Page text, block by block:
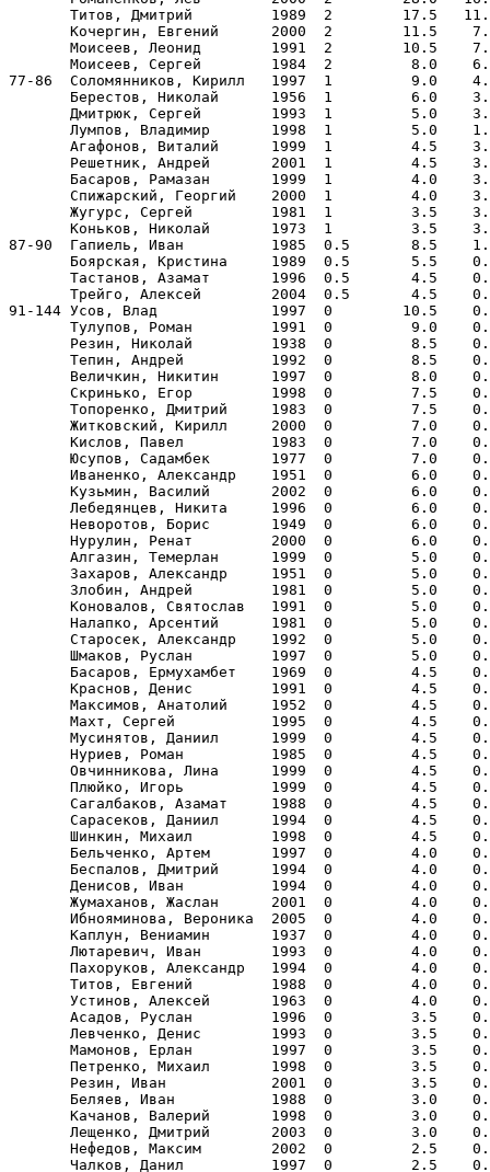
Титов, Дмитрий         1989  2        17.5
Кочергин, Евгений      2000  2        11.5
Моисеев, Леонид        1991  2        10.5
Моисеев, Сергей        1984  2         8.0
77-86  Соломянников, Кирилл   1997  1         9.0
Берестов, Николай      1956  1         6.0
Дмитрюк, Сергей        1993  1         5.0
Лумпов, Владимир       1998  1         5.0
Агафонов, Виталий      1999  1         4.5
Решетник, Андрей       2001  1         4.5
Басаров, Рамазан       1999  1         4.0
Спижарский, Георгий    2000  1         4.0
Жугурс, Сергей         1981  1         3.5
Коньков, Николай       1973  1         3.5
87-90  Гапиель, Иван          1985  0.5       8.5
Боярская, Кристина     1989  0.5       5.5
Тастанов, Азамат       1996  0.5       4.5
Трейго, Алексей        2004  0.5       4.5
91-144 Усов, Влад             1997  0        10.5
Тулупов, Роман         1991  0         9.0
Резин, Николай         1938  0         8.5
Тепин, Андрей          1992  0         8.5
Величкин, Никитин      1997  0         8.0
Скринько, Егор         1998  0         7.5
Топоренко, Дмитрий     1983  0         7.5
Житковский, Кирилл     2000  0         7.0
Кислов, Павел          1983  0         7.0
Юсупов, Садамбек       1977  0         7.0
Иваненко, Александр    1951  0         6.0
Кузьмин, Василий       2002  0         6.0
Лебедянцев, Никита     1996  0         6.0
Неворотов, Борис       1949  0         6.0
Нурулин, Ренат         2000  0         6.0
Алгазин, Темерлан      1999  0         5.0
Захаров, Александр     1951  0         5.0
Злобин, Андрей         1981  0         5.0
Коновалов, Святослав   1991  0         5.0
Налапко, Арсентий      1981  0         5.0
Старосек, Александр    1992  0         5.0
Шмаков, Руслан         1997  0         5.0
Басаров, Ермухамбет    1969  0         4.5
Краснов, Денис         1991  0         4.5
Максимов, Анатолий     1952  0         4.5
Махт, Сергей           1995  0         4.5
Мусинятов, Даниил      1999  0         4.5
Нуриев, Роман          1985  0         4.5
Овчинникова, Лина      1999  0         4.5
Плюйко, Игорь          1999  0         4.5
Сагалбаков, Азамат     1988  0         4.5
Сарасеков, Даниил      1994  0         4.5
Шинкин, Михаил         1998  0         4.5
Бельченко, Артем       1997  0         4.0
Беспалов, Дмитрий      1994  0         4.0
Денисов, Иван          1994  0         4.0
Жумаханов, Жаслан      2001  0         4.0
Ибнояминова, Вероника  2005  0         4.0
Каплун, Вениамин       1937  0         4.0
Лютаревич, Иван        1993  0         4.0
Пахоруков, Александр   1994  0         4.0
Титов, Евгений         1988  0         4.0
Устинов, Алексей       1963  0         4.0
Асадов, Руслан         1996  0         3.5
Левченко, Денис        1993  0         3.5
Мамонов, Ерлан         1997  0         3.5
Петренко, Михаил       1998  0         3.5
Резин, Иван            2001  0         3.5
Беляев, Иван           1988  0         3.0
Качанов, Валерий       1998  0         3.0
Лещенко, Дмитрий       2003  0         3.0
Нефедов, Максим        2002  0         2.5
Чалков, Данил          1997  0         2.5